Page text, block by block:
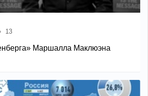
13
Маршалла Маклюэна